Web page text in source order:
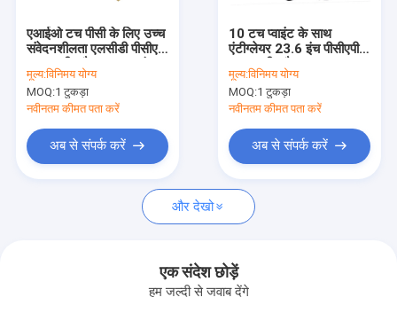
हमसे संपर्क करें
समाचार
सभी मामलों
एआईओ टच पीसी के लिए उच्च
संवेदनशीलता एलसीडी पीसीएपी
टच स्क्रीन पैनल 15.6 इंच
मूल्य:विनिमय योग्य
MOQ:1 टुकड़ा
नवीनतम कीमत पता करें
अब से संपर्क करें
10 टच प्वाइंट के साथ
एंटीग्लेयर 23.6 इंच पीसीएपी
टच स्क्रीन पैनल
मूल्य:विनिमय योग्य
MOQ:1 टुकड़ा
नवीनतम कीमत पता करें
अब से संपर्क करें
और देखो
एक संदेश छोड़ें
हम जल्दी से जवाब देंगे